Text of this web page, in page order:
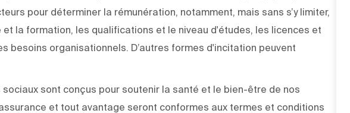
pour déterminer la rémunération, notamment, mais sans s’y limiter,
et la formation, les qualifications et le niveau d'études, les licences et
besoins organisationnels. D’autres formes d'incitation peuvent
sociaux sont conçus pour soutenir la santé et le bien-être de nos
et tout avantage seront conformes aux termes et conditions